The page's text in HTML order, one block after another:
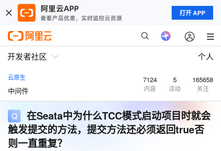
打开 APP
开发者社区 个人
云原生
中间件
7124
内容
5
活动
165658
关注
在Seata中为什么TCC模式启动项目时就会
触发提交的方法，提交方法还必须返回true否
则一直重复？